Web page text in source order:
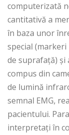
computerizată
cantitativă a
în baza unor
special
de suprafață)
compus din
de lumină
semnal EMG,
pacientului.
interpretați în